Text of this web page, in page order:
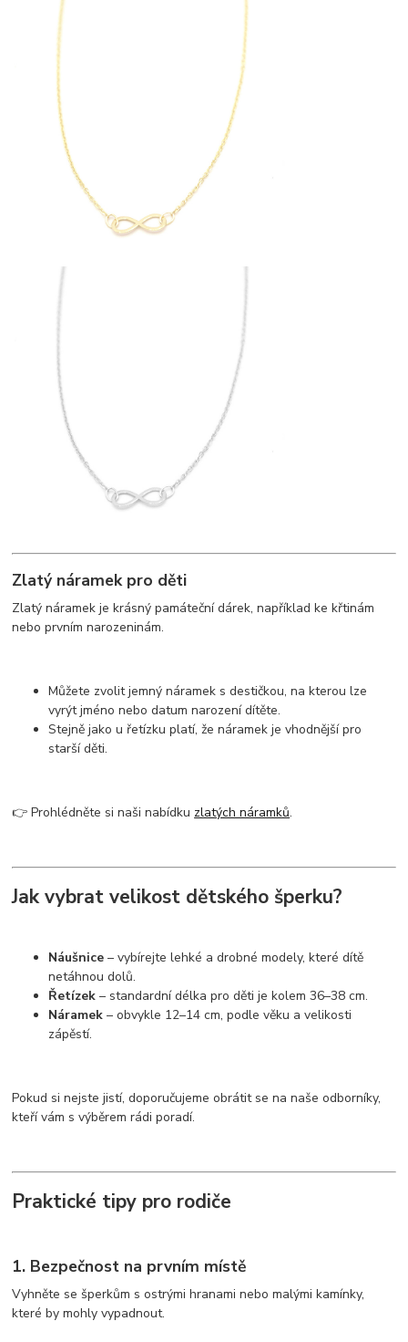
Zlatý náramek pro děti
Zlatý náramek je krásný památeční dárek, například ke křtinám
nebo prvním narozeninám.
Můžete zvolit jemný náramek s destičkou, na kterou lze
vyrýt jméno nebo datum narození dítěte.
Stejně jako u řetízku platí, že náramek je vhodnější pro
starší děti.
👉 Prohlédněte si naši nabídku zlatých náramků.
Jak vybrat velikost dětského šperku?
Náušnice – vybírejte lehké a drobné modely, které dítě
netáhnou dolů.
Řetízek – standardní délka pro děti je kolem 36–38 cm.
Náramek – obvykle 12–14 cm, podle věku a velikosti
zápěstí.
Pokud si nejste jistí, doporučujeme obrátit se na naše odborníky,
kteří vám s výběrem rádi poradí.
Praktické tipy pro rodiče
1. Bezpečnost na prvním místě
Vyhněte se šperkům s ostrými hranami nebo malými kamínky,
které by mohly vypadnout.